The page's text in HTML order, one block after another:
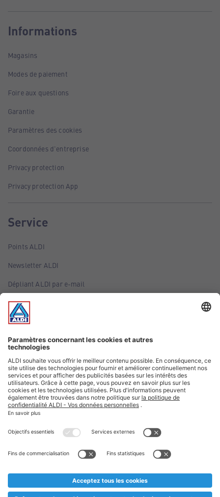
Informations
Magasins
Modes de paiement
Foire aux questions
Garantie
Paramètres des cookies
Coordonnées d'entreprise
Privacy protection
Privacy protection App
Service
Points ALDI
Newsletter ALDI
Dépliant ALDI par e-mail
Offres
Infos essentielles
Suivez ALDI Belgique
Textes marqués d'un astérisque et mentions légales
* Nous vendons ces articles temporairement et jusqu'à
au cas où, malgré le planning bien étudié, nous serions
prématurément en rupture de stock. Prix Recupel et TVA incl.
** Sur ce site, l’utilisation de la forme masculine a été adoptée